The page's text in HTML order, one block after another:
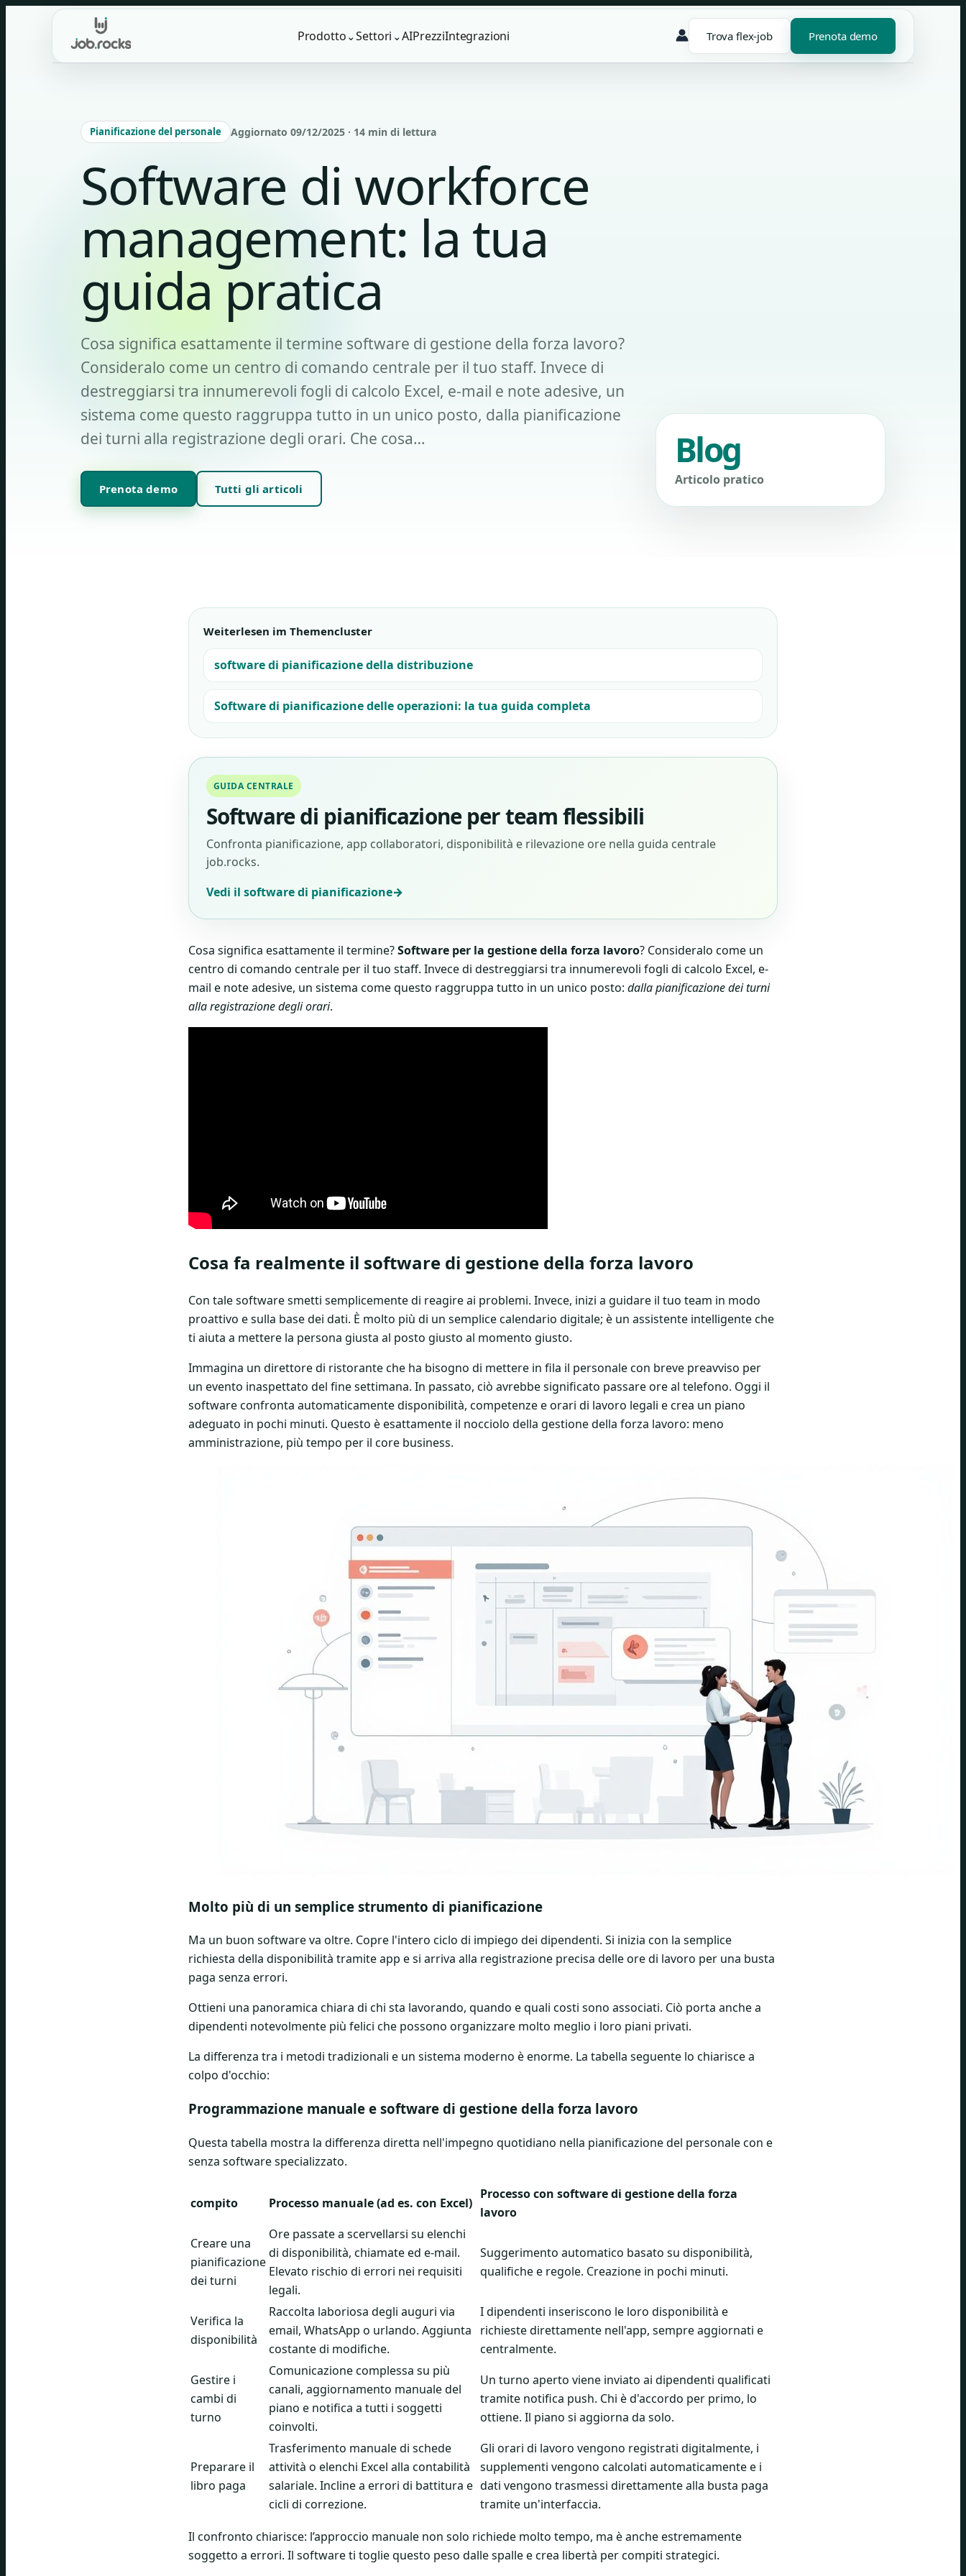
Prodotto ⌄Settori ⌄AIPrezziIntegrazioni Trova flex-job Prenota demo
Pianificazione del personale Aggiornato 09/12/2025 · 14 min di lettura
Software di workforce
management: la tua
guida pratica
Cosa significa esattamente il termine software di gestione della forza lavoro?
Consideralo come un centro di comando centrale per il tuo staff. Invece di
destreggiarsi tra innumerevoli fogli di calcolo Excel, e-mail e note adesive, un
sistema come questo raggruppa tutto in un unico posto, dalla pianificazione
dei turni alla registrazione degli orari. Che cosa…
Prenota demo Tutti gli articoli
Blog
Articolo pratico
Weiterlesen im Themencluster
software di pianificazione della distribuzione
Software di pianificazione delle operazioni: la tua guida completa
GUIDA CENTRALE
Software di pianificazione per team flessibili
Confronta pianificazione, app collaboratori, disponibilità e rilevazione ore nella guida centrale
job.rocks.
Vedi il software di pianificazione→
Cosa significa esattamente il termine?Software per la gestione della forza lavoro? Consideralo come un
centro di comando centrale per il tuo staff. Invece di destreggiarsi tra innumerevoli fogli di calcolo Excel, e-
mail e note adesive, un sistema come questo raggruppa tutto in un unico posto: dalla pianificazione dei turni
alla registrazione degli orari.
Cosa fa realmente il software di gestione della forza lavoro
Con tale software smetti semplicemente di reagire ai problemi. Invece, inizi a guidare il tuo team in modo
proattivo e sulla base dei dati. È molto più di un semplice calendario digitale; è un assistente intelligente che
ti aiuta a mettere la persona giusta al posto giusto al momento giusto.
Immagina un direttore di ristorante che ha bisogno di mettere in fila il personale con breve preavviso per
un evento inaspettato del fine settimana. In passato, ciò avrebbe significato passare ore al telefono. Oggi il
software confronta automaticamente disponibilità, competenze e orari di lavoro legali e crea un piano
adeguato in pochi minuti. Questo è esattamente il nocciolo della gestione della forza lavoro: meno
amministrazione, più tempo per il core business.
Molto più di un semplice strumento di pianificazione
Ma un buon software va oltre. Copre l'intero ciclo di impiego dei dipendenti. Si inizia con la semplice
richiesta della disponibilità tramite app e si arriva alla registrazione precisa delle ore di lavoro per una busta
paga senza errori.
Ottieni una panoramica chiara di chi sta lavorando, quando e quali costi sono associati. Ciò porta anche a
dipendenti notevolmente più felici che possono organizzare molto meglio i loro piani privati.
La differenza tra i metodi tradizionali e un sistema moderno è enorme. La tabella seguente lo chiarisce a
colpo d'occhio:
Programmazione manuale e software di gestione della forza lavoro
Questa tabella mostra la differenza diretta nell'impegno quotidiano nella pianificazione del personale con e
senza software specializzato.
compito Processo manuale (ad es. con Excel)
Processo con software di gestione della forza
lavoro
Creare una
pianificazione
dei turni
Ore passate a scervellarsi su elenchi
di disponibilità, chiamate ed e-mail.
Elevato rischio di errori nei requisiti
legali.
Suggerimento automatico basato su disponibilità,
qualifiche e regole. Creazione in pochi minuti.
Verifica la
disponibilità
Raccolta laboriosa degli auguri via
email, WhatsApp o urlando. Aggiunta
costante di modifiche.
I dipendenti inseriscono le loro disponibilità e
richieste direttamente nell'app, sempre aggiornati e
centralmente.
Gestire i
cambi di
turno
Comunicazione complessa su più
canali, aggiornamento manuale del
piano e notifica a tutti i soggetti
coinvolti.
Un turno aperto viene inviato ai dipendenti qualificati
tramite notifica push. Chi è d'accordo per primo, lo
ottiene. Il piano si aggiorna da solo.
Preparare il
libro paga
Trasferimento manuale di schede
attività o elenchi Excel alla contabilità
salariale. Incline a errori di battitura e
cicli di correzione.
Gli orari di lavoro vengono registrati digitalmente, i
supplementi vengono calcolati automaticamente e i
dati vengono trasmessi direttamente alla busta paga
tramite un'interfaccia.
Il confronto chiarisce: l’approccio manuale non solo richiede molto tempo, ma è anche estremamente
soggetto a errori. Il software ti toglie questo peso dalle spalle e crea libertà per compiti strategici.